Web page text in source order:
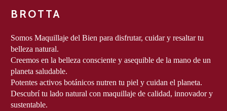
BROTTA
Somos Maquillaje del Bien para disfrutar, cuidar y resaltar tu
belleza natural.
Creemos en la belleza consciente y asequible de la mano de un
planeta saludable.
Potentes activos botánicos nutren tu piel y cuidan el planeta.
Descubrí tu lado natural con maquillaje de calidad, innovador y
sustentable.